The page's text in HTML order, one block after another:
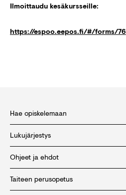
Ilmoittaudu kesäkursseille:
https://espoo.eepos.fi/#/forms/76
Hae opiskelemaan
Lukujärjestys
Ohjeet ja ehdot
Taiteen perusopetus